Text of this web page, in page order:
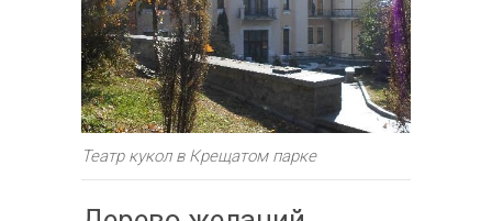
Театр кукол в Крещатом парке